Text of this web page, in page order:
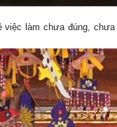
làm chưa đúng,